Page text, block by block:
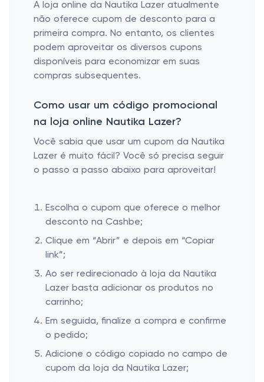
A loja online da Nautika Lazer atualmente
não oferece cupom de desconto para a
primeira compra. No entanto, os clientes
podem aproveitar os diversos cupons
disponíveis para economizar em suas
compras subsequentes.
Como usar um código promocional
na loja online Nautika Lazer?
Você sabia que usar um cupom da Nautika
Lazer é muito fácil? Você só precisa seguir
o passo a passo abaixo para aproveitar!
Escolha o cupom que oferece o melhor
desconto na Cashbe;
Clique em “Abrir” e depois em “Copiar
link”;
Ao ser redirecionado à loja da Nautika
Lazer basta adicionar os produtos no
carrinho;
Em seguida, finalize a compra e confirme
o pedido;
Adicione o código copiado no campo de
cupom da loja da Nautika Lazer;